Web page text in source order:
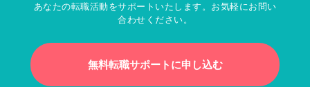
あなたの転職活動をサポートいたします。お気軽にお問い
合わせください。
無料転職サポートに申し込む